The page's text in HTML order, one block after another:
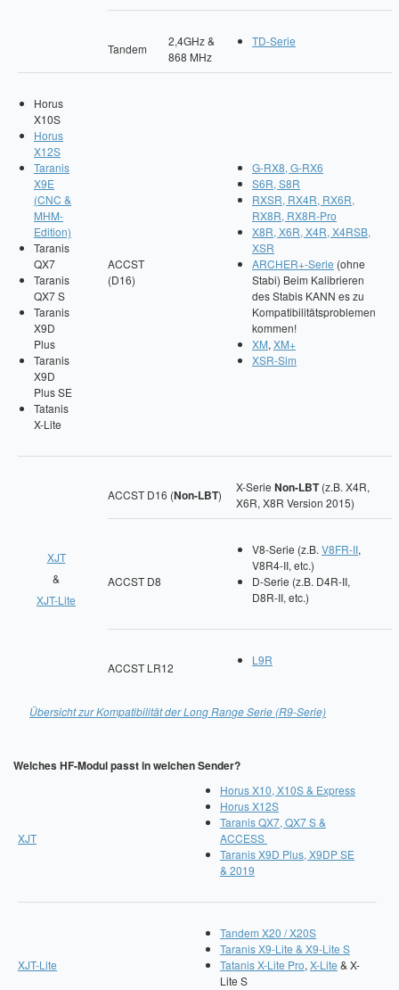
Tandem
2,4GHz &
868 MHz
TD-Serie
Horus
X10S
Horus
X12S
Taranis
X9E
(CNC &
MHM-
Edition)
Taranis
QX7
Taranis
QX7 S
Taranis
X9D
Plus
Taranis
X9D
Plus SE
Tatanis
X-Lite
ACCST
(D16)
G-RX8, G-RX6
S6R, S8R
RXSR, RX4R, RX6R,
RX8R, RX8R-Pro
X8R, X6R, X4R, X4RSB,
XSR
ARCHER+-Serie (ohne
Stabi) Beim Kalibrieren
des Stabis KANN es zu
Kompatibilitätsproblemen
kommen!
XM, XM+
XSR-Sim
XJT
&
XJT-Lite
ACCST D16 (Non-LBT)
X-Serie Non-LBT(z.B. X4R,
X6R, X8R Version 2015)
ACCST D8
V8-Serie (z.B. V8FR-II,
V8R4-II, etc.)
D-Serie (z.B. D4R-II,
D8R-II, etc.)
ACCST LR12
L9R
Übersicht zur Kompatibilität der Long Range Serie (R9-Serie)
Welches HF-Modul passt in welchen Sender?
XJT
Horus X10, X10S & Express
Horus X12S
Taranis QX7, QX7 S &
ACCESS
Taranis X9D Plus, X9DP SE
& 2019
XJT-Lite
Tandem X20 / X20S
Taranis X9-Lite & X9-Lite S
Tatanis X-Lite Pro, X-Lite & X-
Lite S